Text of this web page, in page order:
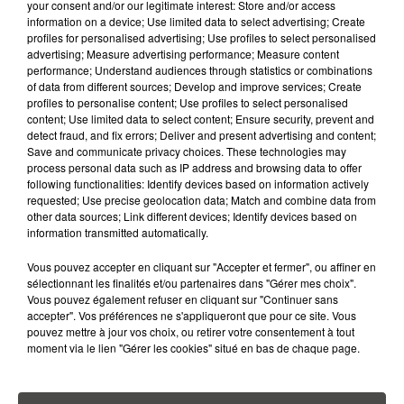
PLUS CHER QU'IL Y A CINQ ANS,
ALERTE L’ONU
5 août 2026
QUELLES SONT LES MARQUES QUI
OFFRENT LE MEILLEUR RAPPORT...
RETROUVEZ TOUTE L'ACTU DE LA RÉGION ET
EN TÉLÉCHARGEANT L'APPLICATION MOBILE
RCA
LA RÉDACTION Voir toute l'équipe RCA
your consent and/or our legitimate interest: Store and/or access
information on a device; Use limited data to select advertising; Create
profiles for personalised advertising; Use profiles to select personalised
advertising; Measure advertising performance; Measure content
performance; Understand audiences through statistics or combinations
of data from different sources; Develop and improve services; Create
profiles to personalise content; Use profiles to select personalised
content; Use limited data to select content; Ensure security, prevent and
detect fraud, and fix errors; Deliver and present advertising and content;
Save and communicate privacy choices. These technologies may
process personal data such as IP address and browsing data to offer
following functionalities: Identify devices based on information actively
requested; Use precise geolocation data; Match and combine data from
other data sources; Link different devices; Identify devices based on
information transmitted automatically.
Vous pouvez accepter en cliquant sur "Accepter et fermer", ou affiner en
sélectionnant les finalités et/ou partenaires dans "Gérer mes choix".
Vous pouvez également refuser en cliquant sur "Continuer sans
accepter". Vos préférences ne s'appliqueront que pour ce site. Vous
pouvez mettre à jour vos choix, ou retirer votre consentement à tout
moment via le lien "Gérer les cookies" situé en bas de chaque page.